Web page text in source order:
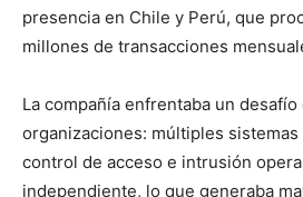
presencia en Chile y Perú, que
millones de transacciones
La compañía enfrentaba un
organizaciones: múltiples
control de acceso e intrusión
independiente, lo que generaba